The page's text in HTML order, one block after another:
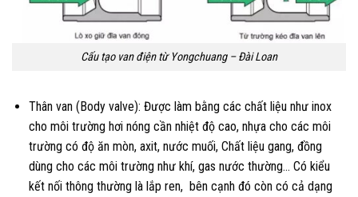
Cấu tạo van điện từ Yongchuang – Đài Loan
Thân van (Body valve): Được làm bằng các chất liệu như inox
cho môi trường hơi nóng cần nhiệt độ cao, nhựa cho các môi
trường có độ ăn mòn, axit, nước muối, Chất liệu gang, đồng
dùng cho các môi trường như khí, gas nước thường… Có kiểu
kết nối thông thường là lắp ren, bên cạnh đó còn có cả dạng